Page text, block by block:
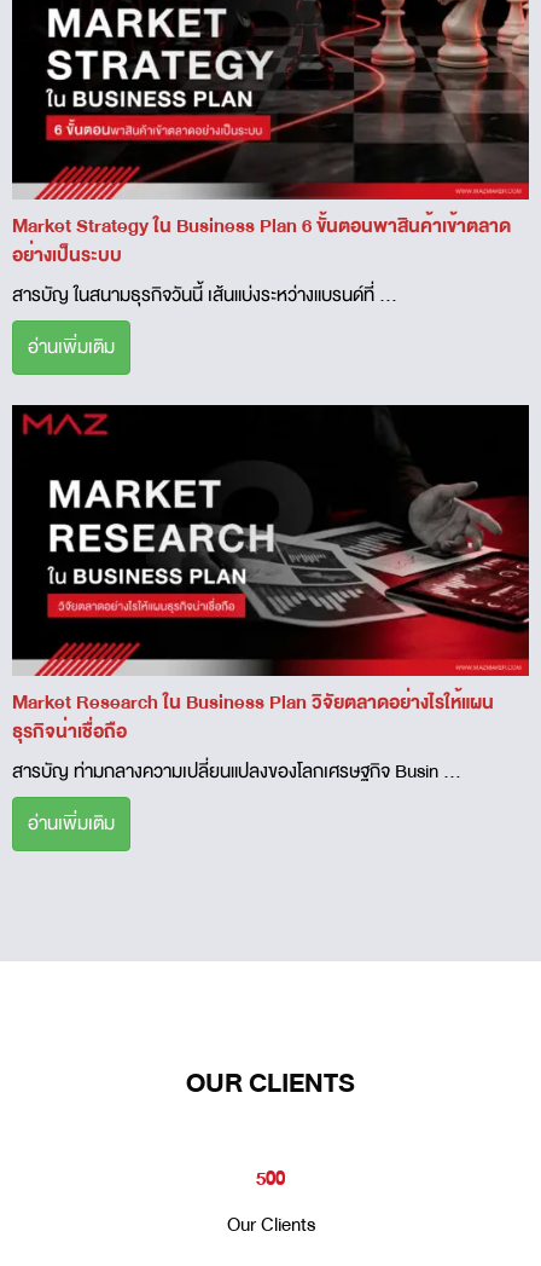
Market Strategy ใน Business Plan 6 ขั้นตอนพาสินค้าเข้าตลาด
อย่างเป็นระบบ
สารบัญ ในสนามธุรกิจวันนี้ เส้นแบ่งระหว่างแบรนด์ที่ ...
อ่านเพิ่มเติม
Market Research ใน Business Plan วิจัยตลาดอย่างไรให้แผน
ธุรกิจน่าเชื่อถือ
สารบัญ ท่ามกลางความเปลี่ยนแปลงของโลกเศรษฐกิจ Busin ...
อ่านเพิ่มเติม
OUR CLIENTS
Our Clients
500